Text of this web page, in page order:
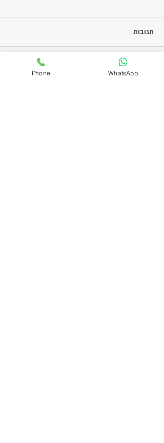
תגובות
כתיבת תגובה... Phone WhatsApp